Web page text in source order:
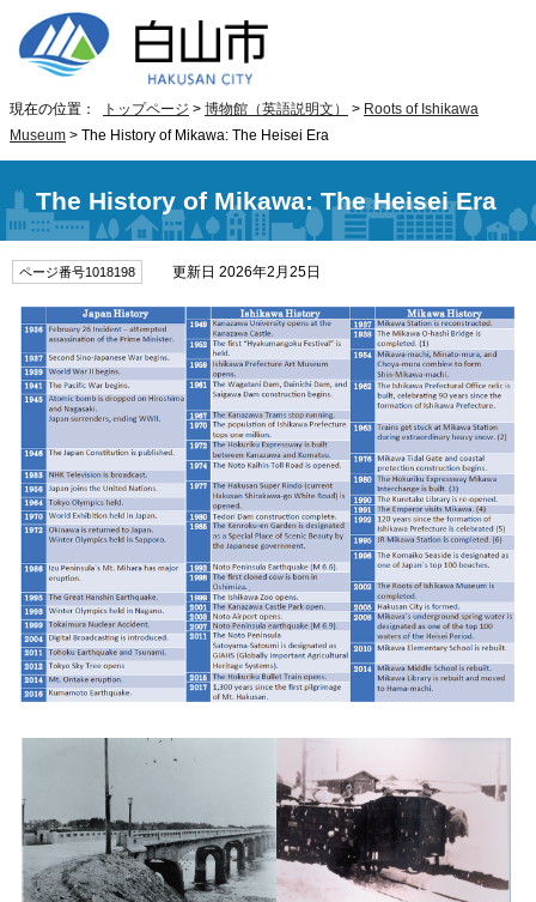
現在の位置： トップページ > 博物館（英語説明文） > Roots of Ishikawa
Museum > The History of Mikawa: The Heisei Era
The History of Mikawa: The Heisei Era
ページ番号1018198 更新日 2026年2月25日